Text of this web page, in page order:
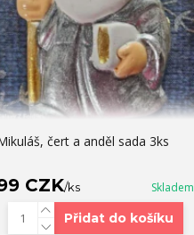
čert a anděl sada 3ks
CZK/ks Skladem
Přidat do košíku